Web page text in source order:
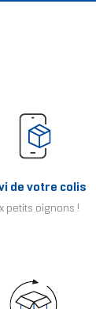
de votre colis
petits oignons !